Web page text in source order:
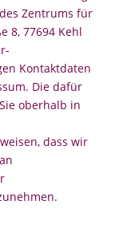
Zentrums für
8, 77694 Kehl
Kontaktdaten
Die dafür
oberhalb in
dass wir